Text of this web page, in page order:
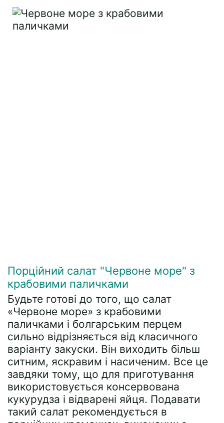
Порційний салат "Червоне море" з
крабовими паличками
Будьте готові до того, що салат
«Червоне море» з крабовими
паличками і болгарським перцем
сильно відрізняється від класичного
варіанту закуски. Він виходить більш
ситним, яскравим і насиченим. Все це
завдяки тому, що для приготування
використовується консервована
кукурудза і відварені яйця. Подавати
такий салат рекомендується в